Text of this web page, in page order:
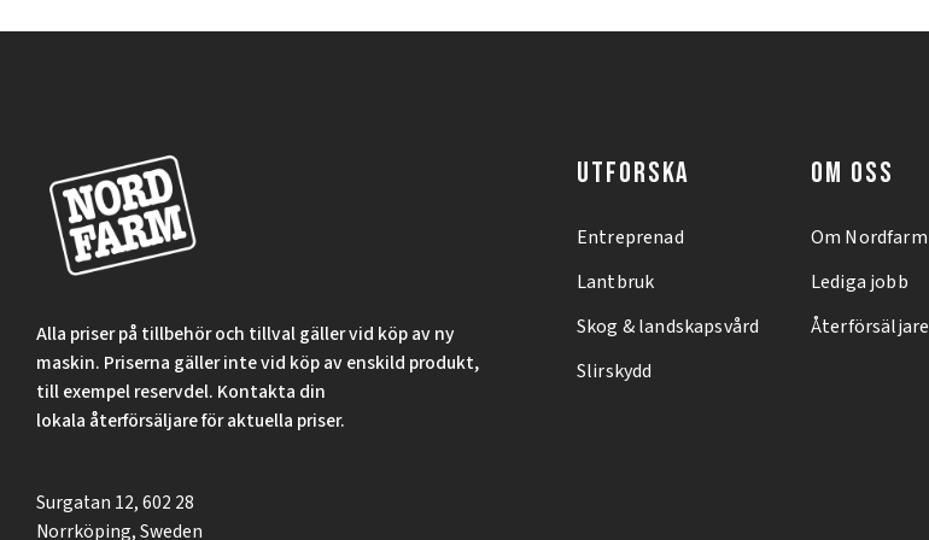
Alla priser på tillbehör och tillval gäller vid köp av ny
maskin. Priserna gäller inte vid köp av enskild produkt,
till exempel reservdel. Kontakta din
lokala återförsäljare för aktuella priser.
Surgatan 12, 602 28
Norrköping, Sweden
UTFORSKA
Entreprenad
Lantbruk
Skog & landskapsvård
Slirskydd
OM OSS
Om Nordfarm
Lediga jobb
Återförsäljare